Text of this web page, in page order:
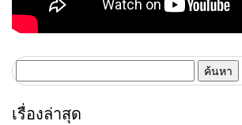
สำหรับ:
เรื่องล่าสุด